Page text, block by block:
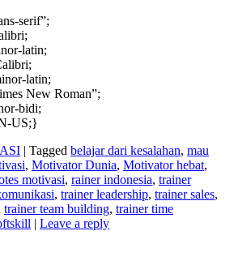
serif”;
latin;
latin;
New Roman”;
bidi;
US;}
| Tagged belajar dari kesalahan, mau
, Motivator Dunia, Motivator hebat,
motivasi, rainer indonesia, trainer
, trainer leadership, trainer sales,
trainer team building, trainer time
| Leave a reply